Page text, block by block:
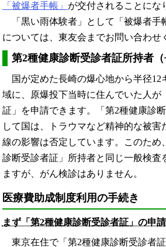
「被爆者手帳」 が交付されることにな
「黒い雨体験者」として「被爆者手
については、東友会までお問い合わせ
第2種健康診断受診者証所持者（
国が定めた長崎の爆心地から半径12
域に、原爆投下当時に住んでいた人が
証」を申請できます。「第2種健康診
して国は、トラウマなど精神的な被害
線の影響は否定しています。このため
診断受診者証」所持者と同じ一般検査
ますが、がん検診はありません。
医療費助成制度利用の手続き
まず「第2種健康診断受診者証」の申請
東京在住で「第2種健康診断受診者